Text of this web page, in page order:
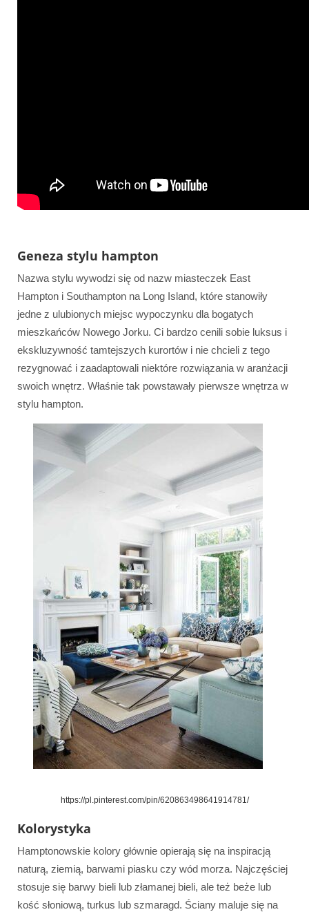
Geneza stylu hampton
Nazwa stylu wywodzi się od nazw miasteczek East
Hampton i Southampton na Long Island, które stanowiły
jedne z ulubionych miejsc wypoczynku dla bogatych
mieszkańców Nowego Jorku. Ci bardzo cenili sobie luksus i
ekskluzywność tamtejszych kurortów i nie chcieli z tego
rezygnować i zaadaptowali niektóre rozwiązania w aranżacji
swoich wnętrz. Właśnie tak powstawały pierwsze wnętrza w
stylu hampton.
https://pl.pinterest.com/pin/620863498641914781/
Kolorystyka
Hamptonowskie kolory głównie opierają się na inspiracją
naturą, ziemią, barwami piasku czy wód morza. Najczęściej
stosuje się barwy bieli lub złamanej bieli, ale też beże lub
kość słoniową, turkus lub szmaragd. Ściany maluje się na